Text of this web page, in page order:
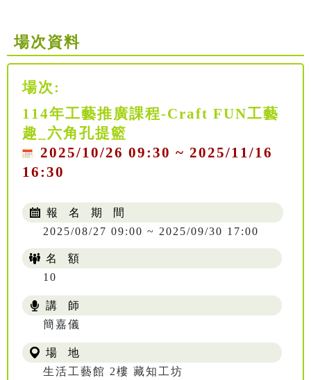
場次資料
場次:
114年工藝推廣課程-Craft FUN工藝
趣_六角孔提籃
2025/10/26 09:30 ~ 2025/11/16
16:30
報 名 期 間
2025/08/27 09:00 ~ 2025/09/30 17:00
名 額
10
講 師
簡嘉儀
場 地
生活工藝館 2樓 藏知工坊